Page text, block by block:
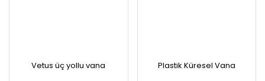
Vetus üç yollu vana Plastik Küresel Vana